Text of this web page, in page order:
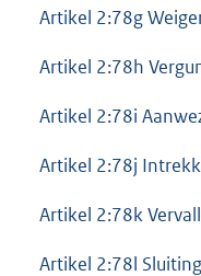
Artikel 2:78g
Artikel 2:78h
Artikel 2:78i
Artikel 2:78j
Artikel 2:78k
Artikel 2:78l